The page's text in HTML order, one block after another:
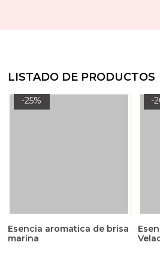
LISTADO DE PRODUCTOS
-25%
Esencia aromatica de brisa
marina
-